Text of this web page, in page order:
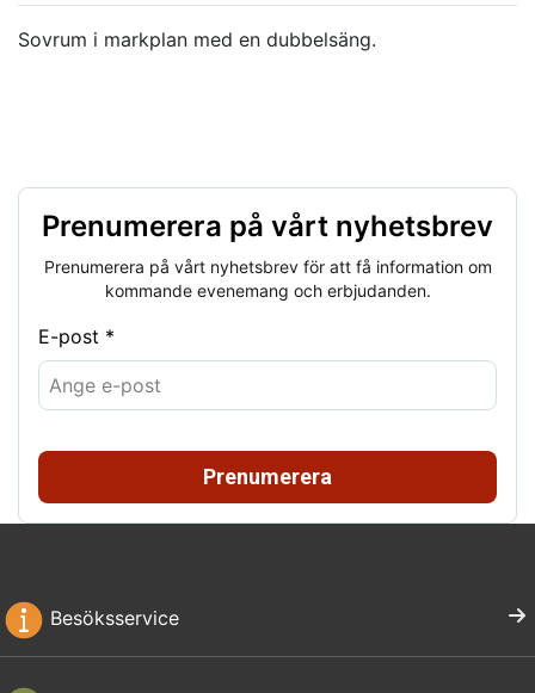
Sovrum i markplan med en dubbelsäng.
Prenumerera på vårt nyhetsbrev
Prenumerera på vårt nyhetsbrev för att få information om
kommande evenemang och erbjudanden.
E-post *
Prenumerera
Besöksservice